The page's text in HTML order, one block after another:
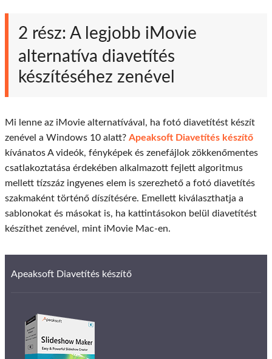
2 rész: A legjobb iMovie
alternatíva diavetítés
készítéséhez zenével
Mi lenne az iMovie alternatívával, ha fotó diavetítést készít
zenével a Windows 10 alatt? Apeaksoft Diavetítés készítő
kívánatos A videók, fényképek és zenefájlok zökkenőmentes
csatlakoztatása érdekében alkalmazott fejlett algoritmus
mellett tízszáz ingyenes elem is szerezhető a fotó diavetítés
szakmaként történő díszítésére. Emellett kiválaszthatja a
sablonokat és másokat is, ha kattintásokon belül diavetítést
készíthet zenével, mint iMovie Mac-en.
Apeaksoft Diavetítés készítő